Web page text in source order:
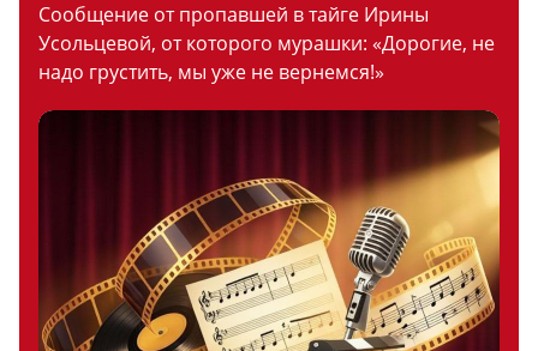
Сообщение от пропавшей в тайге Ирины
Усольцевой, от которого мурашки: «Дорогие, не
надо грустить, мы уже не вернемся!»